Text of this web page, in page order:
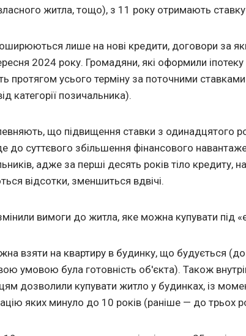
житла, тощо), з 11 року отримають ставку
лише на нові кредити, договори за
2024 року. Громадяни, які оформили іпотеку
протягом усього терміну за поточними
категорії позичальника).
, що підвищення ставки з одинадцятого
до суттєвого збільшення фінансового
адже за перші десять років тіло кредиту,
відсотки, зменшиться вдвічі.
вимоги до житла, яке можна купувати під
взяти на квартиру в будинку, що будується
умовою була готовність об'єкта). Також
дозволили купувати житло у будинках, із
яких минуло до 10 років (раніше — до трьох